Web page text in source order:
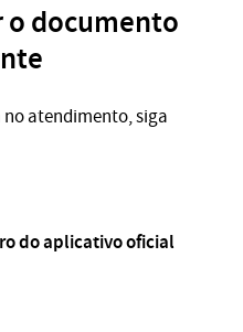
o documento
atendimento, siga
do aplicativo oficial